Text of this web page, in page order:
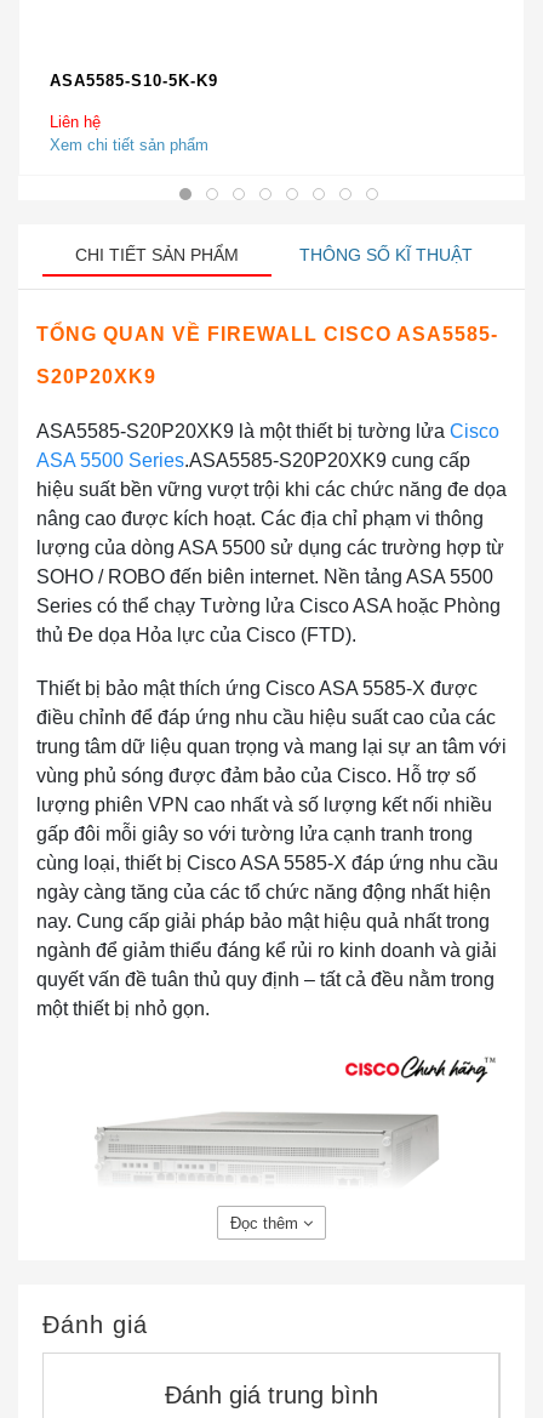
ASA5585-S10-5K-K9
Liên hệ
Xem chi tiết sản phẩm
CHI TIẾT SẢN PHẨM THÔNG SỐ KĨ THUẬT
TỔNG QUAN VỀ FIREWALL CISCO ASA5585-
S20P20XK9
ASA5585-S20P20XK9 là một thiết bị tường lửa Cisco
ASA 5500 Series.ASA5585-S20P20XK9 cung cấp
hiệu suất bền vững vượt trội khi các chức năng đe dọa
nâng cao được kích hoạt. Các địa chỉ phạm vi thông
lượng của dòng ASA 5500 sử dụng các trường hợp từ
SOHO / ROBO đến biên internet. Nền tảng ASA 5500
Series có thể chạy Tường lửa Cisco ASA hoặc Phòng
thủ Đe dọa Hỏa lực của Cisco (FTD).
Thiết bị bảo mật thích ứng Cisco ASA 5585-X được
điều chỉnh để đáp ứng nhu cầu hiệu suất cao của các
trung tâm dữ liệu quan trọng và mang lại sự an tâm với
vùng phủ sóng được đảm bảo của Cisco. Hỗ trợ số
lượng phiên VPN cao nhất và số lượng kết nối nhiều
gấp đôi mỗi giây so với tường lửa cạnh tranh trong
cùng loại, thiết bị Cisco ASA 5585-X đáp ứng nhu cầu
ngày càng tăng của các tổ chức năng động nhất hiện
nay. Cung cấp giải pháp bảo mật hiệu quả nhất trong
ngành để giảm thiểu đáng kể rủi ro kinh doanh và giải
quyết vấn đề tuân thủ quy định – tất cả đều nằm trong
một thiết bị nhỏ gọn.
THÔNG SỐ KỸ THUẬT CỦA ASA5585-
Đọc thêm
Đánh giá
Đánh giá trung bình